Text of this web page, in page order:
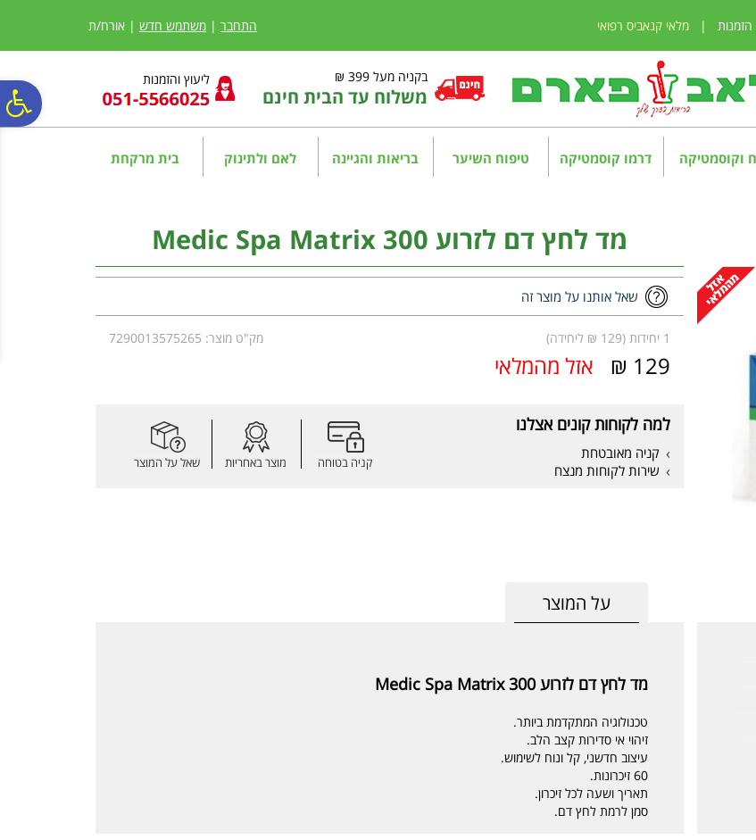
נגישות
אתר
המרכזי
| מלאי קנאביס רפואי התחבר | משתמש חדש | אורח/ת
בקניה מעל 399 ₪
משלוח עד הבית חינם
ליעוץ והזמנות
וקוסמטיקה דרמו קוסמטיקה טיפוח השיער בריאות והגיינה לאם ולתינוק בית מרקחת
מד לחץ דם לזרוע Medic Spa Matrix 300
שאל אותנו על מוצר זה
1 יחידות (129 ₪ ליחידה) מק"ט מוצר: 7290013575265
129 ₪ אזל מהמלאי
למה לקוחות קונים אצלנו
קניה מאובטחת
שירות לקוחות מנצח
קניה בטוחה מוצר באחריות שאל על המוצר
על המוצר
מד לחץ דם לזרוע Medic Spa Matrix 300
טכנולוגיה המתקדמת ביותר.
זיהוי אי סדירות קצב הלב.
עיצוב חדשני, קל ונוח לשימוש.
60 זיכרונות.
תאריך ושעה לכל זיכרון.
סמן לרמת לחץ דם.